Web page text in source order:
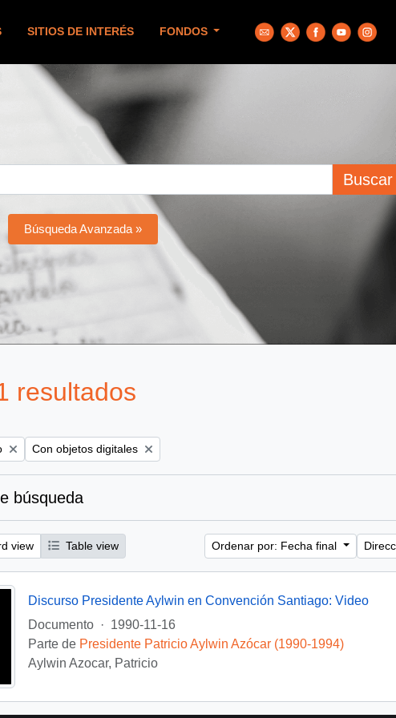
SITIOS DE INTERÉS FONDOS
Buscar
Búsqueda Avanzada »
resultados
filter:Remove filter:
Con objetos digitales
búsqueda
view Table view Ordenar por: Fecha final
Discurso Presidente Aylwin en Convención Santiago: Video
Documento
· 1990-11-16
Parte de Presidente Patricio Aylwin Azócar (1990-1994)
Aylwin Azocar, Patricio